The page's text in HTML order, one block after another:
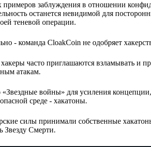
примеров заблуждения в отношении
останется невидимой для
теневой операции.
- команда CloakCoin не одобряет
часто приглашаются взламывать и
атакам.
войны» для усиления
среде - хакатоны.
силы принимали собственные
Звезду Смерти.